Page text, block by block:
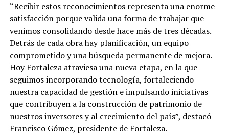
“Recibir estos reconocimientos representa una enorme
satisfacción porque valida una forma de trabajar que
venimos consolidando desde hace más de tres décadas.
Detrás de cada obra hay planificación, un equipo
comprometido y una búsqueda permanente de mejora.
Hoy Fortaleza atraviesa una nueva etapa, en la que
seguimos incorporando tecnología, fortaleciendo
nuestra capacidad de gestión e impulsando iniciativas
que contribuyen a la construcción de patrimonio de
nuestros inversores y al crecimiento del país”, destacó
Francisco Gómez, presidente de Fortaleza.